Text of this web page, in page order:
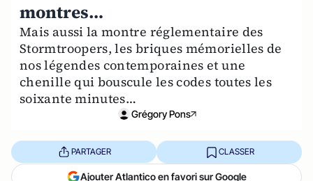
montres…
Mais aussi la montre réglementaire des
Stormtroopers, les briques mémorielles de
nos légendes contemporaines et une
chenille qui bouscule les codes toutes les
soixante minutes…
Grégory Pons
PARTAGER CLASSER
Ajouter Atlantico en favori sur Google